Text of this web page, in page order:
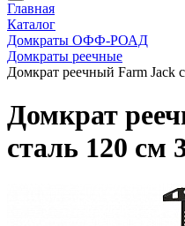
Главная
Каталог
Домкраты ОФФ-РОАД
Домкраты реечные
Домкрат реечный Farm Jack
Домкрат
сталь 120 см